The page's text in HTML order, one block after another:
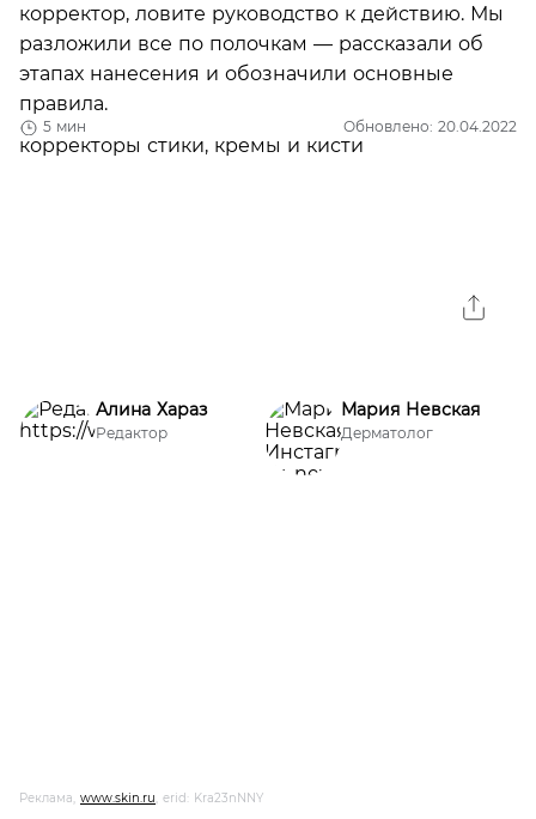
5 мин Обновлено: 20.04.2022
корректор, ловите руководство к действию. Мы
разложили все по полочкам — рассказали об
этапах нанесения и обозначили основные
правила.
Алина Хараз
Редактор
Мария Невская
Дерматолог
Реклама, www.skin.ru, erid: Kra23nNNY